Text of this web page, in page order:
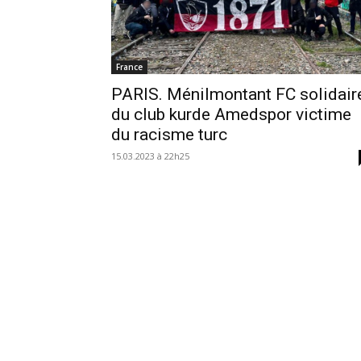
France
PARIS. Ménilmontant FC
du club kurde Amedspor victime
du racisme turc
15.03.2023 à 22h25